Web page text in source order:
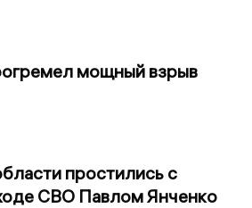
мощный взрыв
простились с
СВО Павлом Янченко